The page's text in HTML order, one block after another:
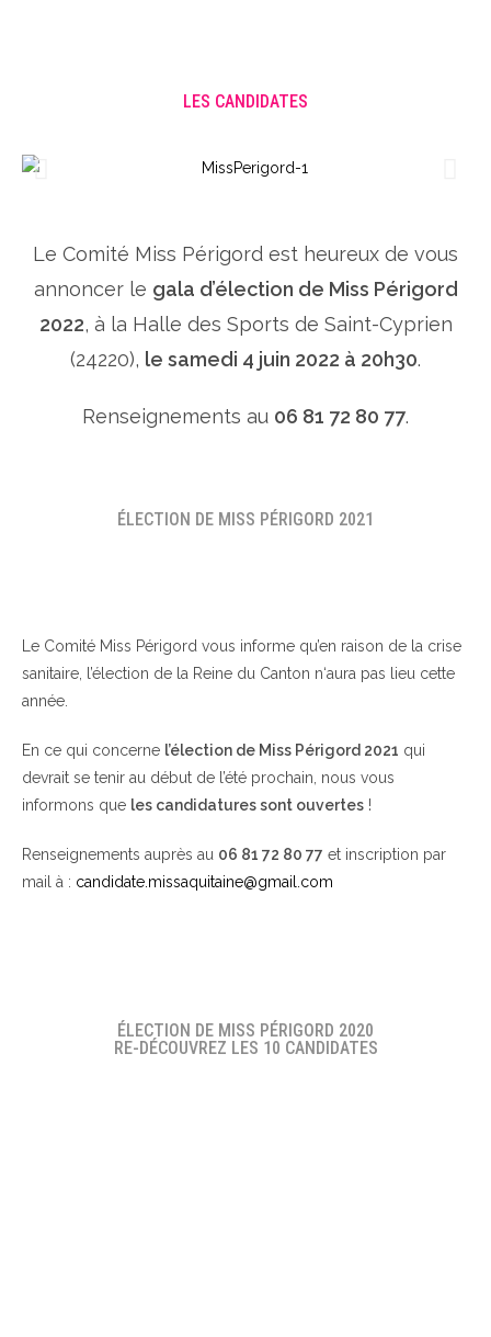
LES CANDIDATES
Le Comité Miss Périgord est heureux de vous
annoncer le gala d’élection de Miss Périgord
2022, à la Halle des Sports de Saint-Cyprien
(24220), le samedi 4 juin 2022 à 20h30.
Renseignements au 06 81 72 80 77.
ÉLECTION DE MISS PÉRIGORD 2021
Le Comité Miss Périgord vous informe qu’en raison de la crise
sanitaire, l’élection de la Reine du Canton n‘aura pas lieu cette
année.
En ce qui concerne l’élection de Miss Périgord 2021 qui
devrait se tenir au début de l’été prochain, nous vous
informons que les candidatures sont ouvertes !
Renseignements auprès au 06 81 72 80 77 et inscription par
mail à : candidate.missaquitaine@gmail.com
ÉLECTION DE MISS PÉRIGORD 2020
RE-DÉCOUVREZ LES 10 CANDIDATES